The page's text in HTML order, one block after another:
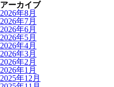
アーカイブ
2026年8月
2026年7月
2026年6月
2026年5月
2026年4月
2026年3月
2026年2月
2026年1月
2025年12月